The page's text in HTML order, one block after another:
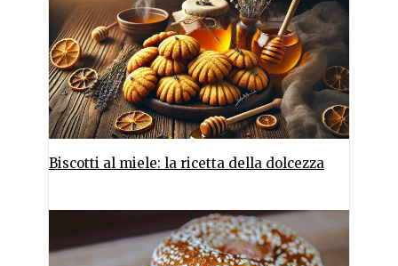
Biscotti al miele: la ricetta della dolcezza